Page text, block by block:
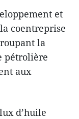
et
coentreprise
la
pétrolière
aux
d’huile